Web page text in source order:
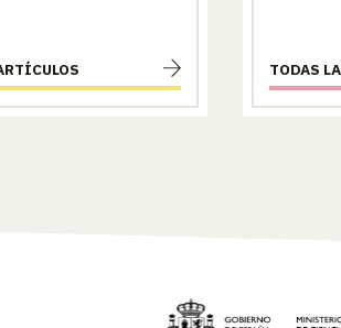
TODAS